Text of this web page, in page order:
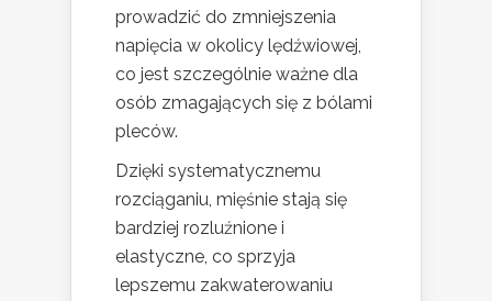
prowadzić do zmniejszenia
napięcia w okolicy lędźwiowej,
co jest szczególnie ważne dla
osób zmagających się z bólami
pleców.
Dzięki systematycznemu
rozciąganiu, mięśnie stają się
bardziej rozluźnione i
elastyczne, co sprzyja
lepszemu zakwaterowaniu